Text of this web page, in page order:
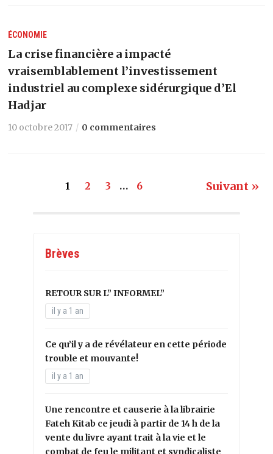
ÉCONOMIE
La crise financière a impacté
vraisemblablement l’investissement
industriel au complexe sidérurgique d’El
Hadjar
10 octobre 2017 0 commentaires
1 2 3 … 6 Suivant »
Brèves
RETOUR SUR L” INFORMEL”
il y a 1 an
Ce qu’il y a de révélateur en cette période
trouble et mouvante!
il y a 1 an
Une rencontre et causerie à la librairie
Fateh Kitab ce jeudi à partir de 14 h de la
vente du livre ayant trait à la vie et le
combat de feu le militant et syndicaliste